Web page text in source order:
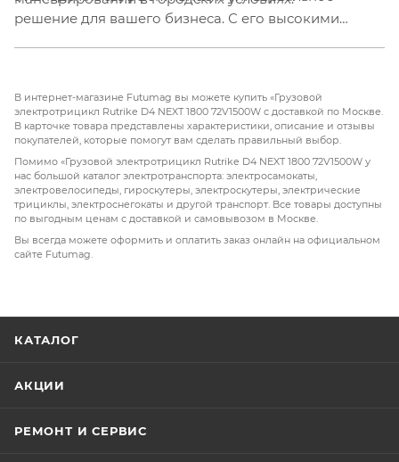
решение для вашего бизнеса. С его высокими
Выберите Rutrike D4 NEXT и оптимизируйте свои
бизнес-процессы!
В интернет-магазине Futumag вы можете купить «Грузовой
электротрицикл Rutrike D4 NEXT 1800 72V1500W с доставкой по Москве.
В карточке товара представлены характеристики, описание и отзывы
покупателей, которые помогут вам сделать правильный выбор.
Помимо «Грузовой электротрицикл Rutrike D4 NEXT 1800 72V1500W у
нас большой каталог электротранспорта: электросамокаты,
электровелосипеды, гироскутеры, электроскутеры, электрические
трициклы, электроснегокаты и другой транспорт. Все товары доступны
по выгодным ценам с доставкой и самовывозом в Москве.
Вы всегда можете оформить и оплатить заказ онлайн на официальном
сайте Futumag.
КАТАЛОГ
АКЦИИ
РЕМОНТ И СЕРВИС